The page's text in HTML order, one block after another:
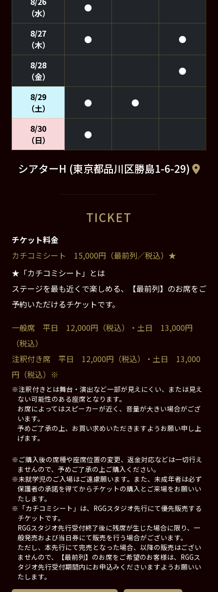
（水）
●
8/27
（木）
● ●
8/28
（金）
●
8/29
（土）
● ●
8/30
（日）
●
シアターH (東京都品川区勝島1-6-29)
TICKET
チケット料金
カチコミシート 15,000円（最前列／税込）★
★「カチコミシート」とは
ステージを最も近くで楽しめる、【最前列】のお席をご
予約いただけるチケットです。
一般席 平日 12,000円（税込）・土日 13,000円
（税込）
注釈付き席 平日 12,000円（税込）・土日 13,000
円（税込）※
※注釈付きとは舞台・演出など一部が見えにくい、または見え
ない可能性のある座席となります。
お席によってはスピーカーが近く、音量が大きい場合がござ
います。
予めご了承の上、お買い求めいただきますようお願い申し上
げます。
※ご購入後の席種や座席位置の変更、返金対応などは一切行え
ませんので、予めご了承の上ご購入ください。
※未就学児のご入場はご遠慮願います。また、未成年者は必ず
保護者の承諾を得てからチケットの購入とご来場をお願いい
たします。
※「カチコミシート」は、RGGスタジオ先行にて優先販売する
チケットです。
RGGスタジオ先行受付終了後に残席が生じた場合に限り、一
般発売および当日券にて販売を行う場合がございます。
ただし、本先行にて完売となった場合、以降の販売はござい
ませんので、【最前列】のお席をご希望のお客様は、RGGス
タジオ先行受付期間内にお申込みくださいますようお願いい
たします。